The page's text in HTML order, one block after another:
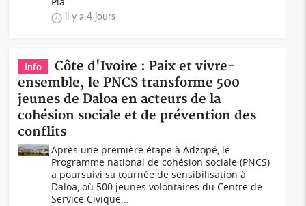
il y a 4 jours
Info
Côte d'Ivoire : Paix et vivre-
ensemble, le PNCS transforme 500
jeunes de Daloa en acteurs de la
cohésion sociale et de prévention des
conflits
Après une première étape à Adzopé, le
Programme national de cohésion sociale (PNCS)
a poursuivi sa tournée de sensibilisation à
Daloa, où 500 jeunes volontaires du Centre de
Service Civique...